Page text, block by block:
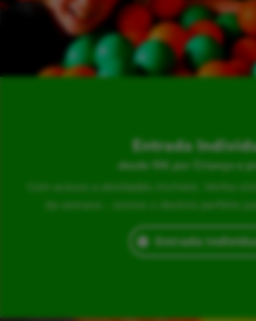
Entrada
desde 15€ por Criança e
Com acesso a atividades incríveis. Venha
da semana – somos o destino perfeito
Entrada